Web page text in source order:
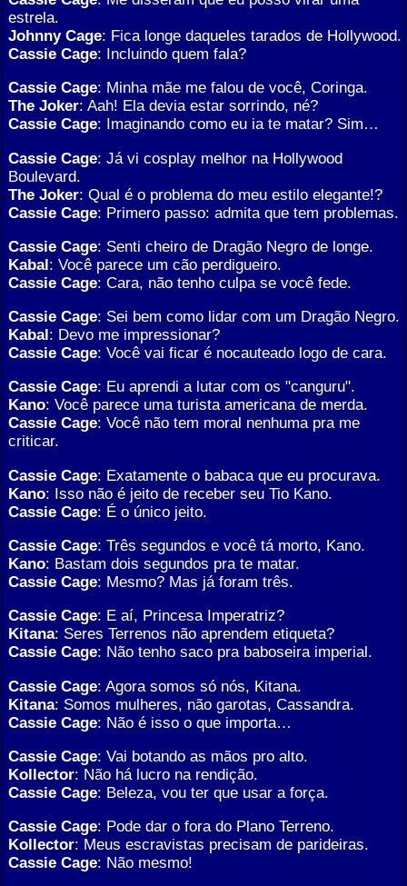
estrela.
Johnny Cage: Fica longe daqueles tarados de Hollywood.
Cassie Cage: Incluindo quem fala?
Cassie Cage: Minha mãe me falou de você, Coringa.
The Joker: Aah! Ela devia estar sorrindo, né?
Cassie Cage: Imaginando como eu ia te matar? Sim…
Cassie Cage: Já vi cosplay melhor na Hollywood
Boulevard.
The Joker: Qual é o problema do meu estilo elegante!?
Cassie Cage: Primero passo: admita que tem problemas.
Cassie Cage: Senti cheiro de Dragão Negro de longe.
Kabal: Você parece um cão perdigueiro.
Cassie Cage: Cara, não tenho culpa se você fede.
Cassie Cage: Sei bem como lidar com um Dragão Negro.
Kabal: Devo me impressionar?
Cassie Cage: Você vai ficar é nocauteado logo de cara.
Cassie Cage: Eu aprendi a lutar com os "canguru".
Kano: Você parece uma turista americana de merda.
Cassie Cage: Você não tem moral nenhuma pra me
criticar.
Cassie Cage: Exatamente o babaca que eu procurava.
Kano: Isso não é jeito de receber seu Tio Kano.
Cassie Cage: É o único jeito.
Cassie Cage: Três segundos e você tá morto, Kano.
Kano: Bastam dois segundos pra te matar.
Cassie Cage: Mesmo? Mas já foram três.
Cassie Cage: E aí, Princesa Imperatriz?
Kitana: Seres Terrenos não aprendem etiqueta?
Cassie Cage: Não tenho saco pra baboseira imperial.
Cassie Cage: Agora somos só nós, Kitana.
Kitana: Somos mulheres, não garotas, Cassandra.
Cassie Cage: Não é isso o que importa…
Cassie Cage: Vai botando as mãos pro alto.
Kollector: Não há lucro na rendição.
Cassie Cage: Beleza, vou ter que usar a força.
Cassie Cage: Pode dar o fora do Plano Terreno.
Kollector: Meus escravistas precisam de parideiras.
Cassie Cage: Não mesmo!